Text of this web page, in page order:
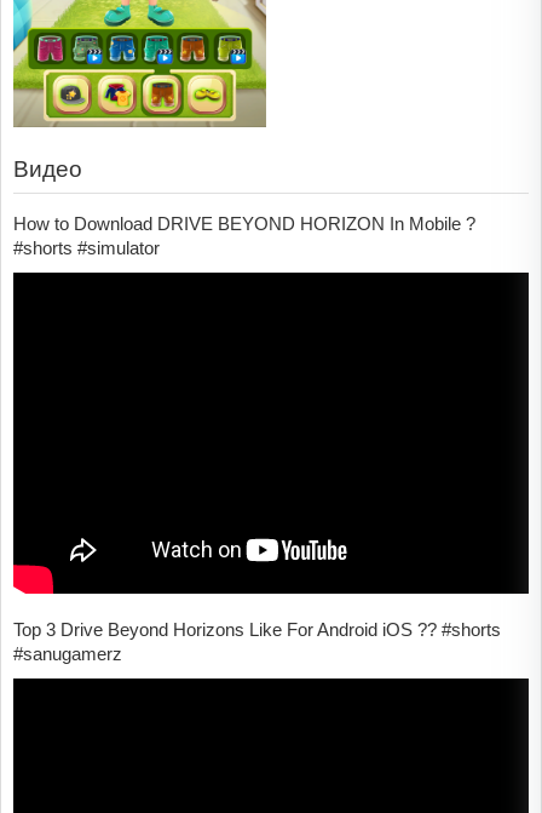
Видео
How to Download DRIVE BEYOND HORIZON In Mobile ?
#shorts #simulator
Top 3 Drive Beyond Horizons Like For Android iOS ?? #shorts
#sanugamerz